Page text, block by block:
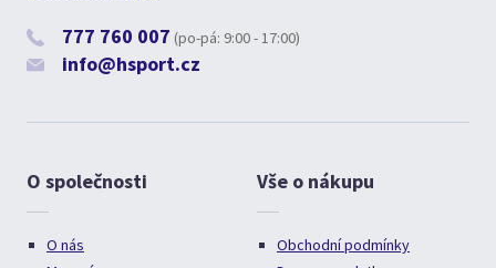
777 760 007 (po-pá: 9:00 - 17:00)
info@hsport.cz
O společnosti
O nás
Vše o nákupu
Obchodní podmínky